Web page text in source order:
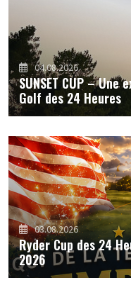
04.08.2026
SUNSET CUP –
Golf des 24 Heures
03.08.2026
Ryder Cup des 24
2026